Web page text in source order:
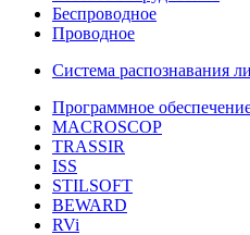
Беспроводное
Проводное
Система распознавания
Программное
MACROSCOP
TRASSIR
ISS
STILSOFT
BEWARD
RVi